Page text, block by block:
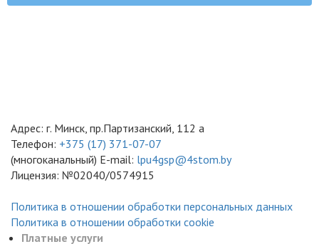
Адрес: г. Минск, пр.Партизанский, 112 а
Телефон: +375 (17) 371-07-07
(многоканальный) E-mail: lpu4gsp@4stom.by
Лицензия: №02040/0574915
Политика в отношении обработки персональных данных
Политика в отношении обработки cookie
Платные услуги